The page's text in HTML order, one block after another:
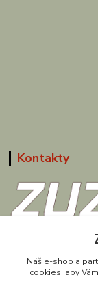
Kontakty
Náš e-shop a
cookies, aby